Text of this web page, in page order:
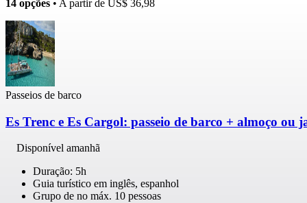
14 opções • A partir de US$ 36,98
Passeios de barco
Es Trenc e Es Cargol: passeio de barco + almoço ou
Disponível amanhã
Duração: 5h
Guia turístico em inglês, espanhol
Grupo de no máx. 10 pessoas